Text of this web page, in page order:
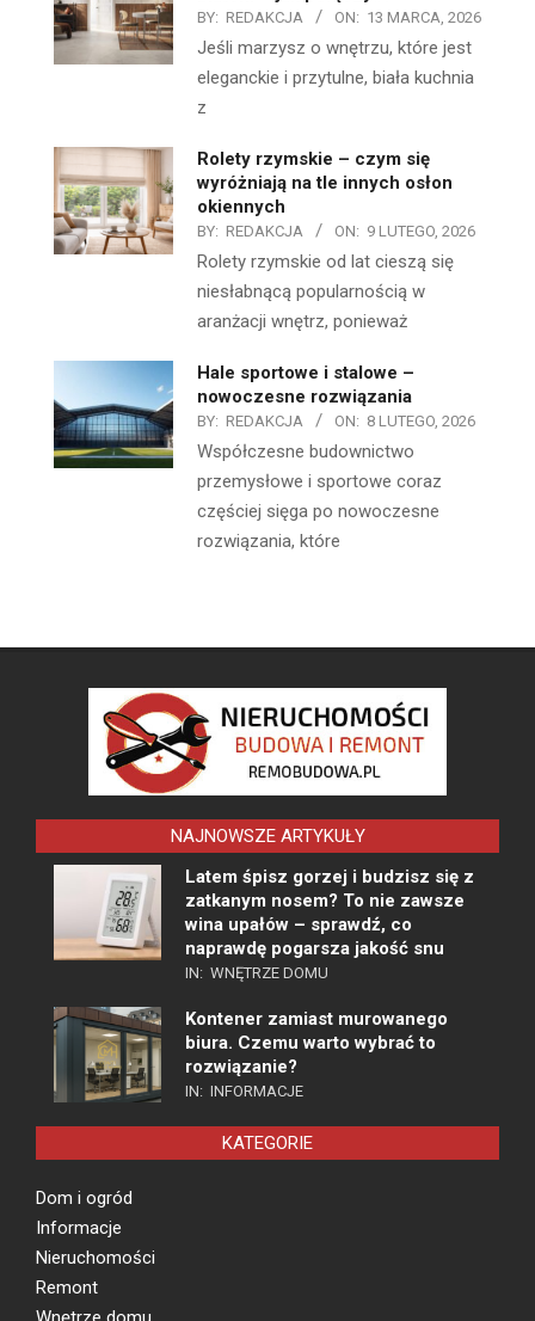
BY: REDAKCJA ON: 13 MARCA, 2026
Jeśli marzysz o wnętrzu, które jest
eleganckie i przytulne, biała kuchnia
z
Rolety rzymskie – czym się
wyróżniają na tle innych osłon
okiennych
BY: REDAKCJA ON: 9 LUTEGO, 2026
Rolety rzymskie od lat cieszą się
niesłabnącą popularnością w
aranżacji wnętrz, ponieważ
Hale sportowe i stalowe –
nowoczesne rozwiązania
BY: REDAKCJA ON: 8 LUTEGO, 2026
Współczesne budownictwo
przemysłowe i sportowe coraz
częściej sięga po nowoczesne
rozwiązania, które
NAJNOWSZE ARTYKUŁY
Latem śpisz gorzej i budzisz się z
zatkanym nosem? To nie zawsze
wina upałów – sprawdź, co
naprawdę pogarsza jakość snu
IN: WNĘTRZE DOMU
Kontener zamiast murowanego
biura. Czemu warto wybrać to
rozwiązanie?
IN: INFORMACJE
KATEGORIE
Dom i ogród
Informacje
Nieruchomości
Remont